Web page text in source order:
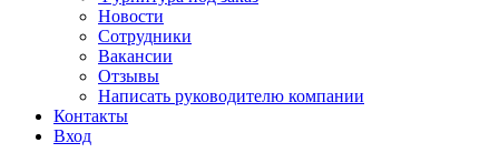
Новости
Сотрудники
Вакансии
Отзывы
Написать руководителю компании
Контакты
Вход